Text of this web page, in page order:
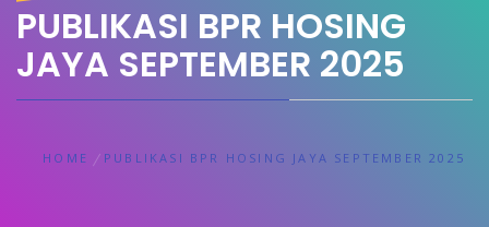
PUBLIKASI BPR HOSING
JAYA SEPTEMBER 2025
HOME PUBLIKASI BPR HOSING JAYA SEPTEMBER 2025